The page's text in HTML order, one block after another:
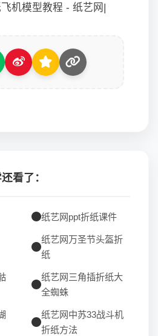
机模型教程 - 纸艺网|
看了：
纸艺网ppt折纸课件
纸艺网万圣节头盔折
纸
纸艺网三角插折纸大
全蜘蛛
纸艺网中苏33战斗机
折纸方法